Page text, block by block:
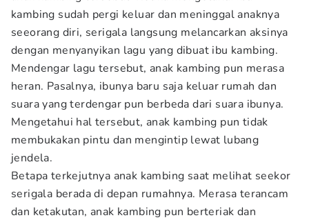
kambing sudah pergi keluar dan meninggal anaknya
seeorang diri, serigala langsung melancarkan aksinya
dengan menyanyikan lagu yang dibuat ibu kambing.
Mendengar lagu tersebut, anak kambing pun merasa
heran. Pasalnya, ibunya baru saja keluar rumah dan
suara yang terdengar pun berbeda dari suara ibunya.
Mengetahui hal tersebut, anak kambing pun tidak
membukakan pintu dan mengintip lewat lubang
jendela.
Betapa terkejutnya anak kambing saat melihat seekor
serigala berada di depan rumahnya. Merasa terancam
dan ketakutan, anak kambing pun berteriak dan